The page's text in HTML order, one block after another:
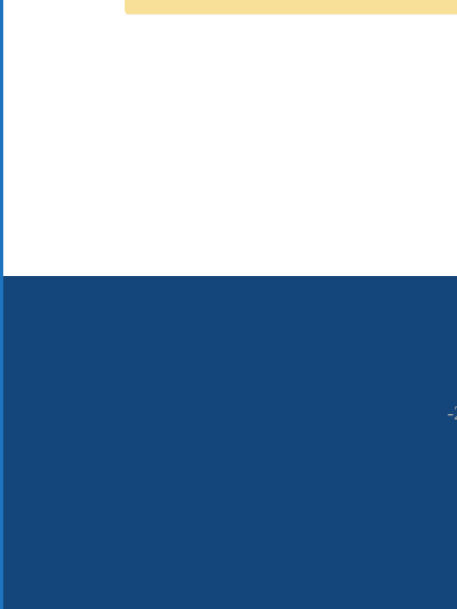
021-22766090 ــــ 22766080-